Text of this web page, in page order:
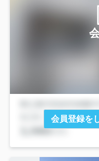
会員登録を